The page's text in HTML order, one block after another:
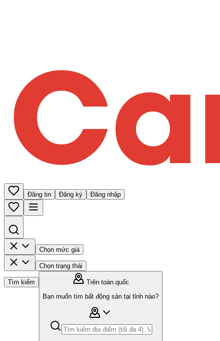
Đăng tin Đăng ký Đăng nhập
Chọn mức giá
Chọn trạng thái
Tìm kiếm
Trên toàn quốc
Bạn muốn tìm bất động sản tại tỉnh nào?